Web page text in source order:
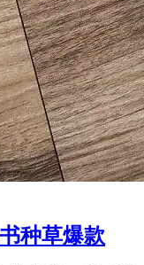
种草爆款